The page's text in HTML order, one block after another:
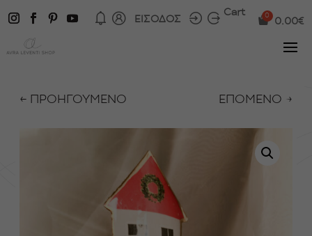
ΕΙΣΟΔΟΣ
Cart
0.00€
← ΠΡΟΗΓΟΥΜΕΝΟ ΕΠΟΜΕΝΟ →